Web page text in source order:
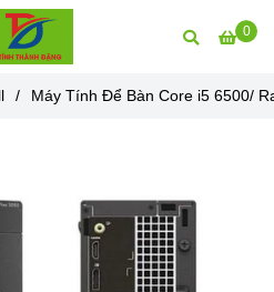
0
/ Máy Tính Để Bàn Core i5 6500/